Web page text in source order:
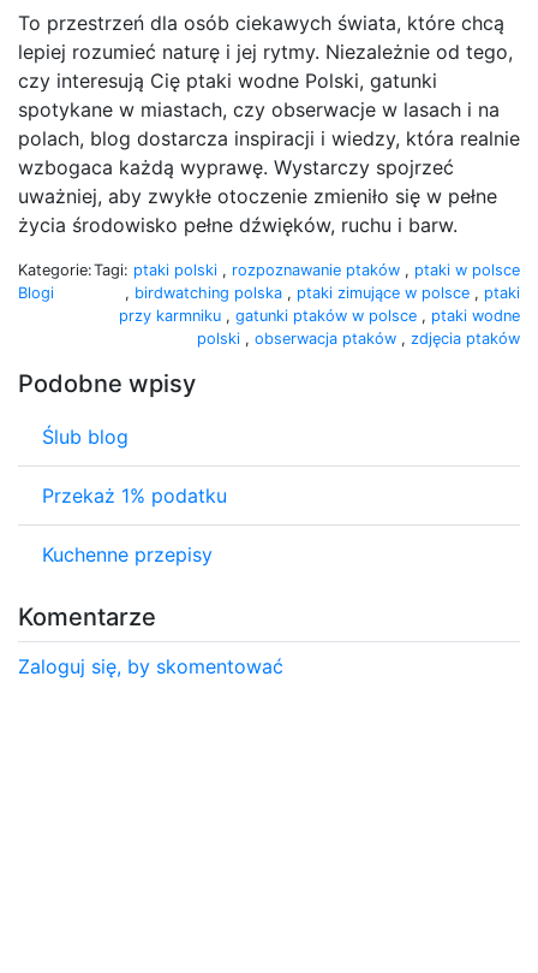
To przestrzeń dla osób ciekawych świata, które chcą
lepiej rozumieć naturę i jej rytmy. Niezależnie od tego,
czy interesują Cię ptaki wodne Polski, gatunki
spotykane w miastach, czy obserwacje w lasach i na
polach, blog dostarcza inspiracji i wiedzy, która realnie
wzbogaca każdą wyprawę. Wystarczy spojrzeć
uważniej, aby zwykłe otoczenie zmieniło się w pełne
życia środowisko pełne dźwięków, ruchu i barw.
Kategorie:
Blogi
Tagi: ptaki polski , rozpoznawanie ptaków , ptaki w polsce
, birdwatching polska , ptaki zimujące w polsce , ptaki
przy karmniku , gatunki ptaków w polsce , ptaki wodne
polski , obserwacja ptaków , zdjęcia ptaków
Podobne wpisy
Ślub blog
Przekaż 1% podatku
Kuchenne przepisy
Komentarze
Zaloguj się, by skomentować